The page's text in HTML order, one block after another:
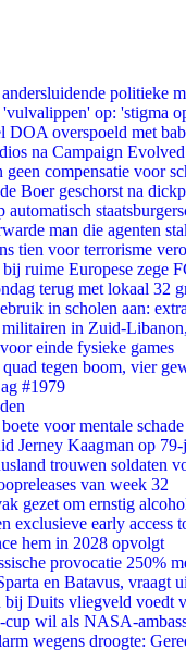
andersluidende politieke
op: 'stigma
DOA overspoeld met
na Campaign Evolved
compensatie voor
Boer geschorst na
man die agenten
tien voor terrorisme
ruime Europese zege
terug met lokaal 32
in scholen aan:
in Zuid-
einde fysieke games
tegen boom, vier
#1979
voor mentale
Jerney Kaagman op
trouwen soldaten
van week 32
gezet om ernstig
exclusieve early access
hem in 2028 opvolgt
provocatie 250%
en Batavus, vraagt
bij Duits vliegveld voedt
wil als NASA-
wegens droogte: